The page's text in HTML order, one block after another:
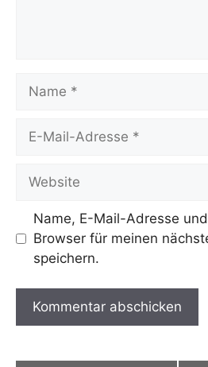
Mail-
Name, E-Mail-Adresse
Browser für meinen
speichern.
l